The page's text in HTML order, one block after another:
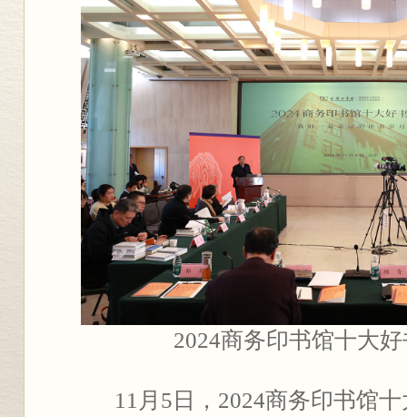
2024商务印书馆十大
11月5日，2024商务印书馆十